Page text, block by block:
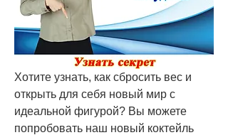
Хотите узнать, как сбросить вес и
открыть для себя новый мир с
идеальной фигурой? Вы можете
попробовать наш новый коктейль